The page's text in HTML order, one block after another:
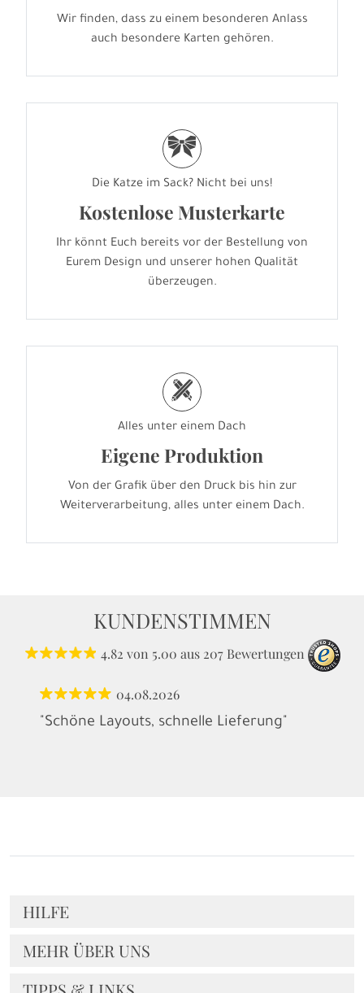
Wir finden, dass zu einem besonderen Anlass
auch besondere Karten gehören.
r
Die Katze im Sack? Nicht bei uns!
Kostenlose Musterkarte
Ihr könnt Euch bereits vor der Bestellung von
Eurem Design und unserer hohen Qualität
überzeugen.
h
Alles unter einem Dach
Eigene Produktion
Von der Grafik über den Druck bis hin zur
Weiterverarbeitung, alles unter einem Dach.
KUNDENSTIMMEN
4.82 von 5.00 aus 207 Bewertungen
04.08.2026
"Schöne Layouts, schnelle Lieferung"
HILFE
MEHR ÜBER UNS